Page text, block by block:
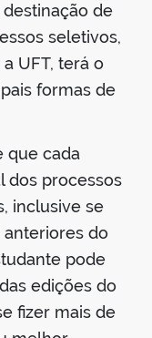
destinação de
seletivos,
UFT, terá o
formas de
que cada
dos processos
inclusive se
do
pode
edições do
fizer mais de